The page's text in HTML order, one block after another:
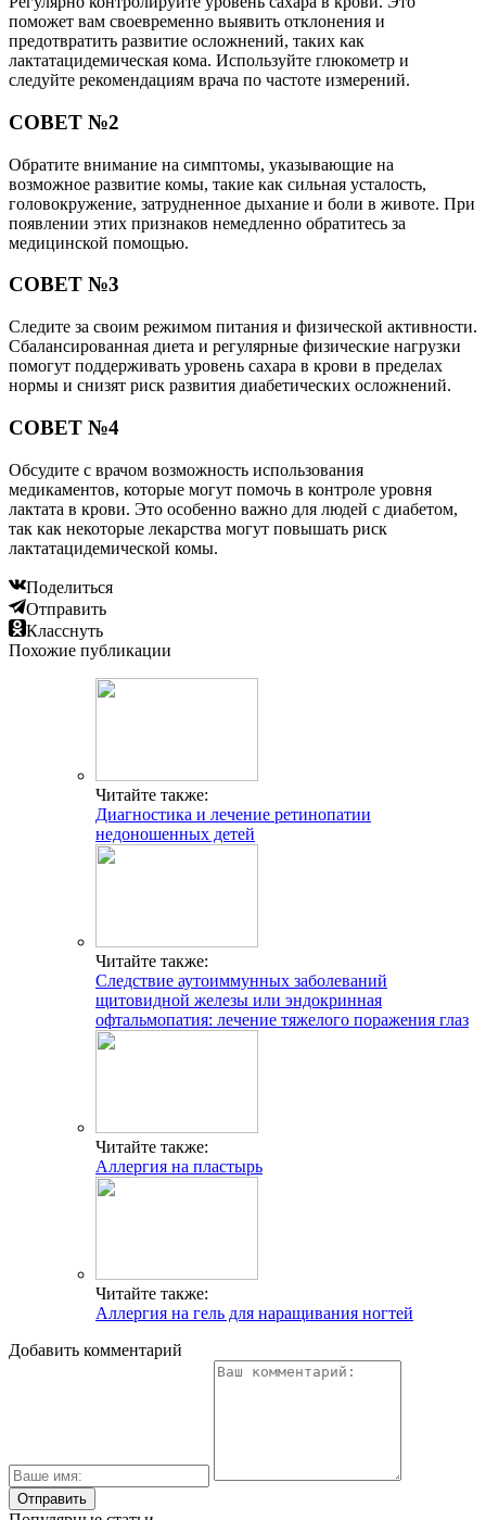
поможет вам своевременно выявить отклонения и
предотвратить развитие осложнений, таких как
лактатацидемическая кома. Используйте глюкометр и
следуйте рекомендациям врача по частоте измерений.
СОВЕТ №2
Обратите внимание на симптомы, указывающие на
возможное развитие комы, такие как сильная усталость,
головокружение, затрудненное дыхание и боли в животе. При
появлении этих признаков немедленно обратитесь за
медицинской помощью.
СОВЕТ №3
Следите за своим режимом питания и физической активности.
Сбалансированная диета и регулярные физические нагрузки
помогут поддерживать уровень сахара в крови в пределах
нормы и снизят риск развития диабетических осложнений.
СОВЕТ №4
Обсудите с врачом возможность использования
медикаментов, которые могут помочь в контроле уровня
лактата в крови. Это особенно важно для людей с диабетом,
так как некоторые лекарства могут повышать риск
лактатацидемической комы.
Поделиться
Отправить
Класснуть
Похожие публикации
Читайте также:
Диагностика и лечение ретинопатии
недоношенных детей
Читайте также:
Следствие аутоиммунных заболеваний
щитовидной железы или эндокринная
офтальмопатия: лечение тяжелого поражения глаз
Читайте также:
Аллергия на пластырь
Читайте также:
Аллергия на гель для наращивания ногтей
Добавить комментарий